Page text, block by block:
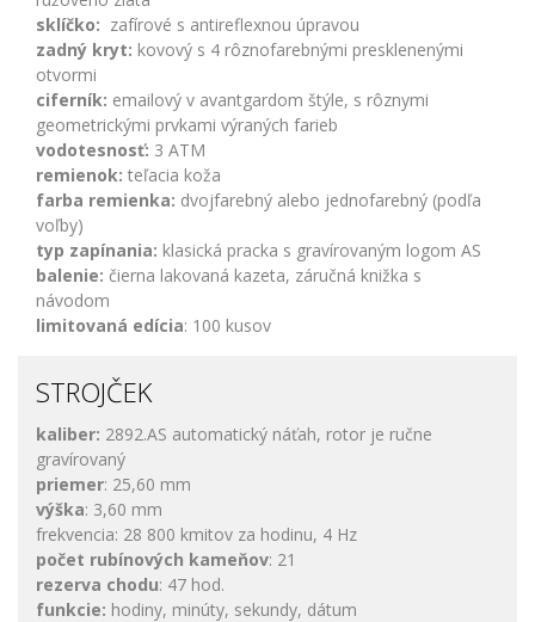
sklíčko: zafírové s antireflexnou úpravou
zadný kryt: kovový s 4 rôznofarebnými presklenenými
otvormi
ciferník: emailový v avantgardom štýle, s rôznymi
geometrickými prvkami výraných farieb
vodotesnosť: 3 ATM
remienok: teľacia koža
farba remienka: dvojfarebný alebo jednofarebný (podľa
voľby)
typ zapínania: klasická pracka s gravírovaným logom AS
balenie: čierna lakovaná kazeta, záručná knižka s
návodom
limitovaná edícia: 100 kusov
STROJČEK
kaliber: 2892.AS automatický náťah, rotor je ručne
gravírovaný
priemer: 25,60 mm
výška: 3,60 mm
frekvencia: 28 800 kmitov za hodinu, 4 Hz
počet rubínových kameňov: 21
rezerva chodu: 47 hod.
funkcie: hodiny, minúty, sekundy, dátum